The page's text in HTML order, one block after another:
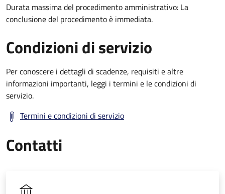
Durata massima del procedimento amministrativo: La
conclusione del procedimento è immediata.
Condizioni di servizio
Per conoscere i dettagli di scadenze, requisiti e altre
informazioni importanti, leggi i termini e le condizioni di
servizio.
Termini e condizioni di servizio
Contatti